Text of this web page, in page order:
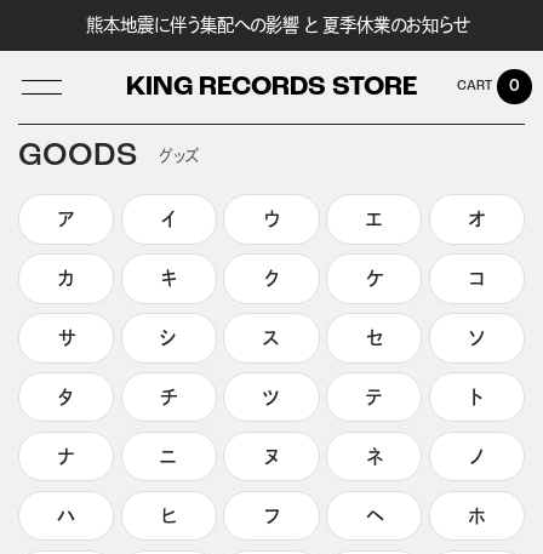
熊本地震に伴う集配への影響 と 夏季休業のお知らせ
KING RECORDS STORE
LOG IN
0
GOODS グッズ
ア イ ウ エ オ
カ キ ク ケ コ
サ シ ス セ ソ
タ チ ツ テ ト
ナ ニ ヌ ネ ノ
ハ ヒ フ ヘ ホ